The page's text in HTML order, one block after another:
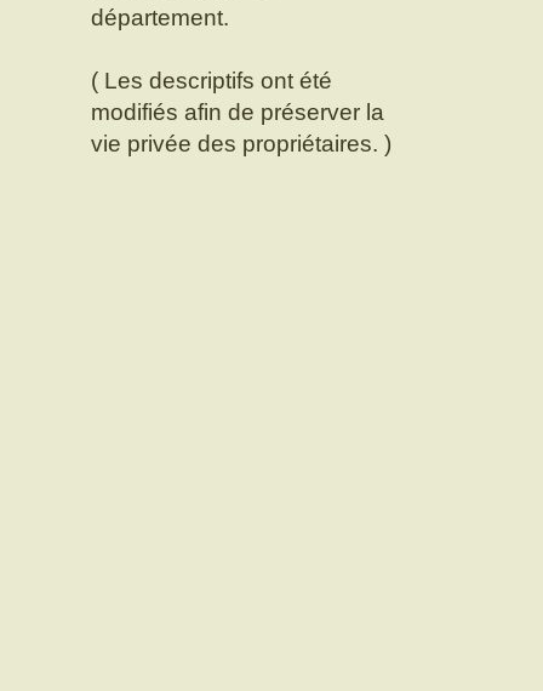
département.
( Les descriptifs ont été
modifiés afin de préserver la
vie privée des propriétaires. )